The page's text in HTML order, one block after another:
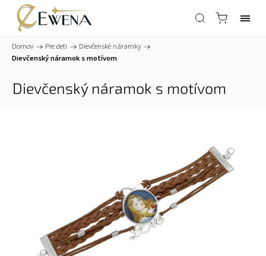
Domov / Pre deti / Dievčenské náramky /
Dievčenský náramok s motívom
Dievčenský náramok s motívom